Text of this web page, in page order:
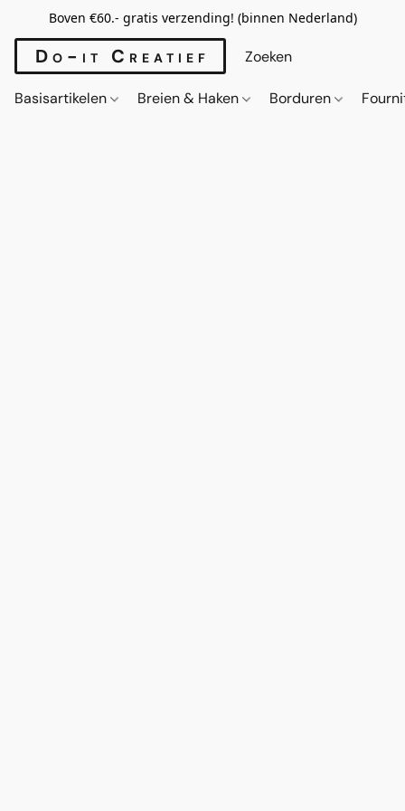
Boven €60.- gratis verzending! (binnen Nederland)
Do-it Creatief
Basisartikelen Breien & Haken Borduren